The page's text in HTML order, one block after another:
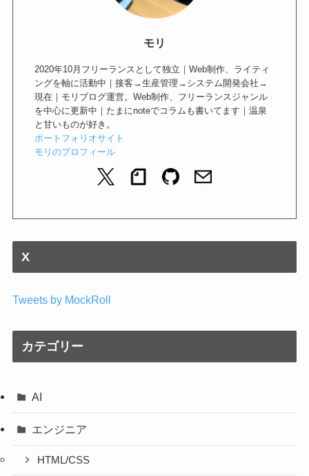
モリ
2020年10月フリーランスとして独立｜Web制作、ライティ
ングを軸に活動中｜接客→生産管理→システム開発会社→
現在｜モリブログ運営。Web制作、フリーランスジャンル
を中心に更新中｜たまにnoteでコラムも書いてます｜温泉
と甘いものが好き。
ポートフォリオサイト
モリのプロフィール
X
Tweets by MockRoll
カテゴリー
AI
エンジニア
HTML/CSS